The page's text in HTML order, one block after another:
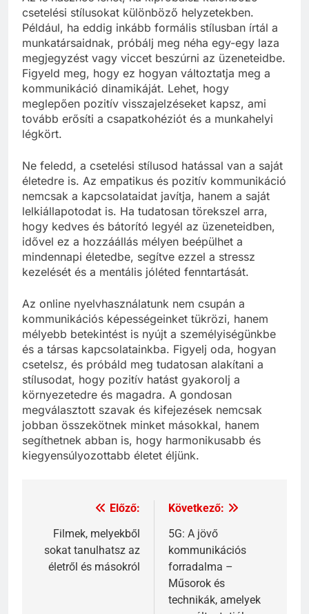
csetelési stílusokat különböző helyzetekben.
Például, ha eddig inkább formális stílusban írtál a
munkatársaidnak, próbálj meg néha egy-egy laza
megjegyzést vagy viccet beszúrni az üzeneteidbe.
Figyeld meg, hogy ez hogyan változtatja meg a
kommunikáció dinamikáját. Lehet, hogy
meglepően pozitív visszajelzéseket kapsz, ami
tovább erősíti a csapatkohéziót és a munkahelyi
légkört.
Ne feledd, a csetelési stílusod hatással van a saját
életedre is. Az empatikus és pozitív kommunikáció
nemcsak a kapcsolataidat javítja, hanem a saját
lelkiállapotodat is. Ha tudatosan törekszel arra,
hogy kedves és bátorító legyél az üzeneteidben,
idővel ez a hozzáállás mélyen beépülhet a
mindennapi életedbe, segítve ezzel a stressz
kezelését és a mentális jóléted fenntartását.
Az online nyelvhasználatunk nem csupán a
kommunikációs képességeinket tükrözi, hanem
mélyebb betekintést is nyújt a személyiségünkbe
és a társas kapcsolatainkba. Figyelj oda, hogyan
csetelsz, és próbáld meg tudatosan alakítani a
stílusodat, hogy pozitív hatást gyakorolj a
környezetedre és magadra. A gondosan
megválasztott szavak és kifejezések nemcsak
jobban összekötnek minket másokkal, hanem
segíthetnek abban is, hogy harmonikusabb és
kiegyensúlyozottabb életet éljünk.
Bejegyzés
navigáció
Előző:
Filmek, melyekből
sokat tanulhatsz az
életről és másokról
Következő:
5G: A jövő
kommunikációs
forradalma –
Műsorok és
technikák, amelyek